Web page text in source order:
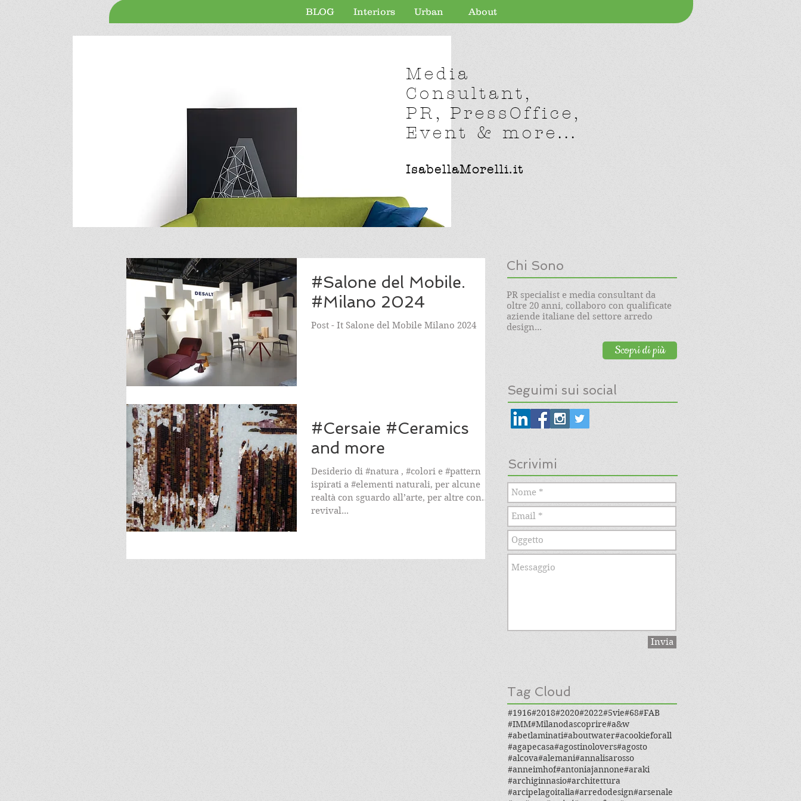
BLOG Interiors Urban About
Media
Consultant,
PR, PressOffice,
Event & more...
IsabellaMorelli.it
#Salone del Mobile.
#Milano 2024
Post - It Salone del Mobile Milano 2024
#Cersaie #Ceramics
and more
Desiderio di #natura , #colori e #pattern
ispirati a #elementi naturali, per alcune
realtà con sguardo all’arte, per altre con
revival...
Chi Sono
PR specialist e media consultant da
oltre 20 anni, collaboro con qualificate
aziende italiane del settore arredo
design...
Scopri di più
Seguimi sui social
Scrivimi
Invia
Tag Cloud
#1916#2018#2020#2022#5vie#68#FAB
#IMM#Milanodascoprire#a&w
#abetlaminati#aboutwater#acookieforall
#agapecasa#agostinolovers#agosto
#alcova#alemani#annalisarosso
#anneimhof#antoniajannone#araki
#archiginnasio#architettura
#arcipelagoitalia#arredodesign#arsenale